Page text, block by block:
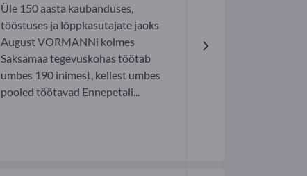
Üle 150 aasta kaubanduses,
tööstuses ja lõppkasutajate jaoks
August VORMANNi kolmes
Saksamaa tegevuskohas töötab
umbes 190 inimest, kellest umbes
pooled töötavad Ennepetali...